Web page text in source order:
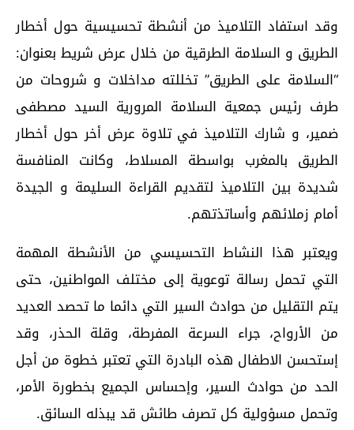
وقد استفاد التلاميذ من أنشطة تحسيسية حول أخطار
الطريق و السلامة الطرقية من خلال عرض شريط بعنوان:
“السلامة على الطريق” تخللته مداخلات و شروحات من
طرف رئيس جمعية السلامة المرورية السيد مصطفى
ضمير، و شارك التلاميذ في تلاوة عرض أخر حول أخطار
الطريق بالمغرب بواسطة المسلاط، وكانت المنافسة
شديدة بين التلاميذ لتقديم القراءة السليمة و الجيدة
أمام زملائهم وأساتذتهم.
ويعتبر هذا النشاط التحسيسي من الأنشطة المهمة
التي تحمل رسالة توعوية إلى مختلف المواطنين، حتى
يتم التقليل من حوادث السير التي دائما ما تحصد العديد
من الأرواح، جراء السرعة المفرطة، وقلة الحذر، وقد
إستحسن الاطفال هذه البادرة التي تعتبر خطوة من أجل
الحد من حوادث السير، وإحساس الجميع بخطورة الأمر،
وتحمل مسؤولية كل تصرف طائش قد يبذله السائق.